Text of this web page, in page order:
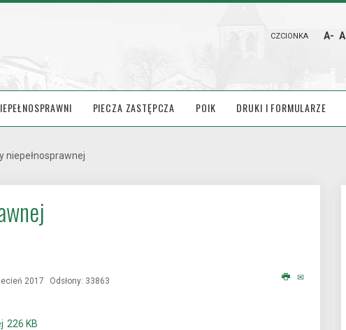
CZCIONKA A- A
PIECZA ZASTĘPCZA POIK DRUKI I FORMULARZE
niepełnosprawnej
2017 Odsłony: 33863
226 KB